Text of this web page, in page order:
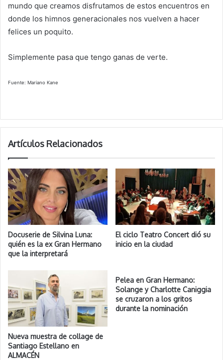
mundo que creamos disfrutamos de estos encuentros en
donde los himnos generacionales nos vuelven a hacer
felices un poquito.
Simplemente pasa que tengo ganas de verte.
Fuente: Mariano Kane
Artículos Relacionados
Docuserie de Silvina Luna:
quién es la ex Gran Hermano
que la interpretará
El ciclo Teatro Concert dió su
inicio en la ciudad
Nueva muestra de collage de
Santiago Estellano en
ALMACÉN
Pelea en Gran Hermano:
Solange y Charlotte Caniggia
se cruzaron a los gritos
durante la nominación